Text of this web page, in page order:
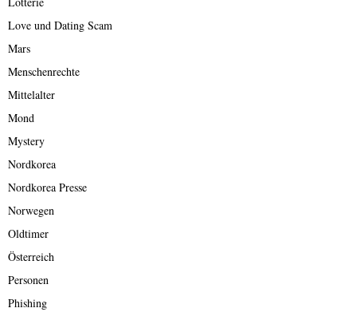
Love und Dating Scam
Mars
Menschenrechte
Mittelalter
Mond
Mystery
Nordkorea
Nordkorea Presse
Norwegen
Oldtimer
Österreich
Personen
Phishing